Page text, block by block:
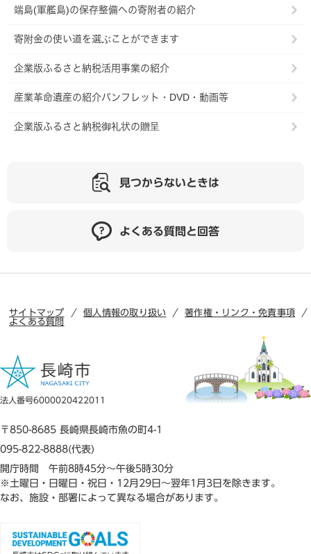
端島(軍艦島)の保存整備への寄附者の紹介
寄附金の使い道を選ぶことができます
企業版ふるさと納税活用事業の紹介
産業革命遺産の紹介パンフレット・DVD・動画等
企業版ふるさと納税御礼状の贈呈
見つからないときは
よくある質問と回答
サイトマップ 個人情報の取り扱い
著作権・リンク・免責事項
よくある質問
法人番号6000020422011
〒850-8685 長崎県長崎市魚の町4-1
095-822-8888(代表)
開庁時間 午前8時45分～午後5時30分
※土曜日・日曜日・祝日・12月29日～翌年1月3日を除きます。
なお、施設・部署によって異なる場合があります。